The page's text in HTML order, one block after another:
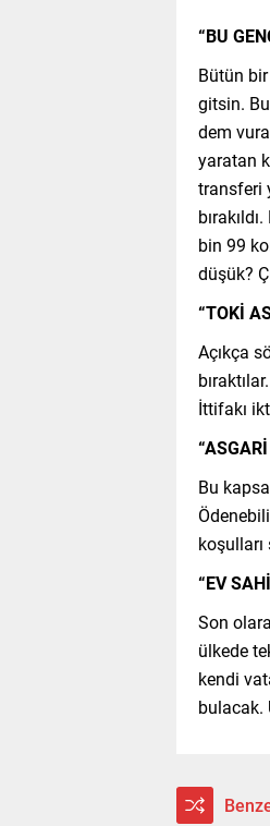
“BU
Bütün
gitsin.
dem
yaratan
transferi
bin 99
düşük?
“TOKİ
Açıkça
İttifakı
Bu
“EV
Son
ülkede
kendi
bulacak.